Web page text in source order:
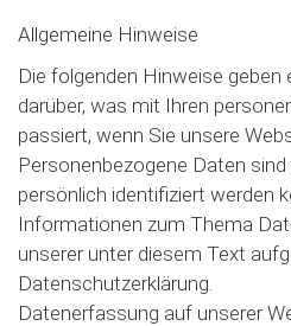
Allgemeine Hinweise
Die folgenden Hinweise geben
darüber, was mit Ihren
passiert, wenn Sie unsere
Personenbezogene Daten
persönlich identifiziert werden
Informationen zum Thema
unserer unter diesem Text
Datenschutzerklärung.
Datenerfassung auf unserer